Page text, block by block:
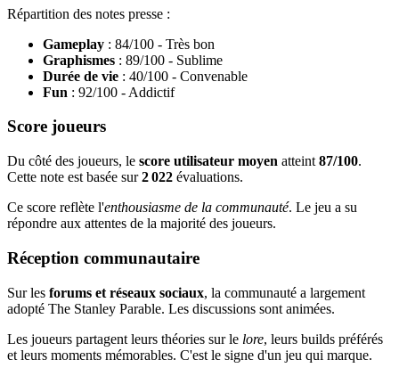
Répartition des notes presse :
Gameplay : 84/100 - Très bon
Graphismes : 89/100 - Sublime
Durée de vie : 40/100 - Convenable
Fun : 92/100 - Addictif
Score joueurs
Du côté des joueurs, le score utilisateur moyen atteint 87/100.
Cette note est basée sur2 022 évaluations.
Ce score reflète l'enthousiasme de la communauté. Le jeu a su
répondre aux attentes de la majorité des joueurs.
Réception communautaire
Sur les forums et réseaux sociaux, la communauté a largement
adopté The Stanley Parable. Les discussions sont animées.
Les joueurs partagent leurs théories sur le lore, leurs builds préférés
et leurs moments mémorables. C'est le signe d'un jeu qui marque.